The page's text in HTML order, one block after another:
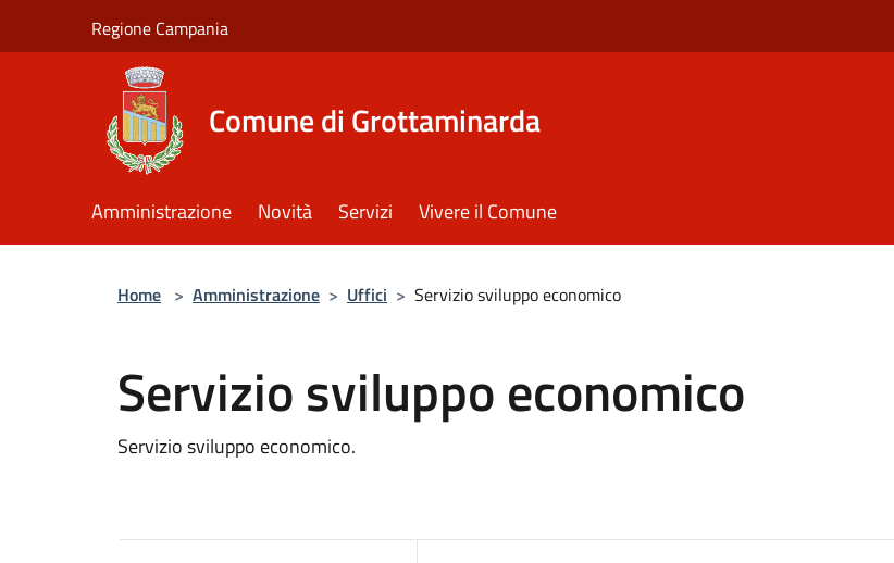
Regione Campania
Comune di Grottaminarda
Amministrazione Novità Servizi Vivere il Comune
Home > Amministrazione > Uffici > Servizio sviluppo economico
Servizio sviluppo economico
Servizio sviluppo economico.